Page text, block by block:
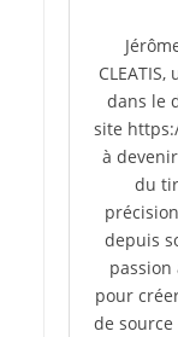
dans le
site
à
du
depuis
pour
de